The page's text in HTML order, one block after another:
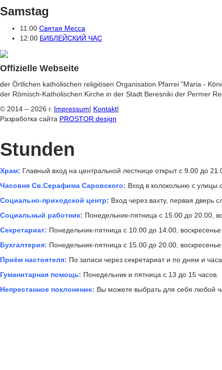
Samstag
11:00 Святая Месса
12:00 БИБЛЕЙСКИЙ ЧАС
Offizielle Webseite
der Örtlichen katholischen religiösen Organisation Pfarrei "Maria -
der Römisch-Katholischen Kirche in der Stadt Beresniki der Permer
© 2014 – 2026 г. Impressum| Kontakt|
Разработка сайта PROSTOR design
Stunden
Храм: Главный вход на центральной лестнице открыт с 9.00 до
Часовня Св.Серафима Саровского: Вход в колокольню с улицы
Социально-приходской центр: Вход через вахту, первая дверь
Социальный работник: Понедельник-пятница с 15.00 до 20.00,
Секретариат: Понедельник-пятница с 10.00 до 14.00,
Бухгалтерия: Понедельник-пятница с 15.00 до 20.00,
Приём настоятеля: По записи через секретариат и по дням и
Гуманитарная помощь: Понедельник и пятница с 13 до 15 часов.
Непрестанное поклонение: Вы можете выбрать для себя любой